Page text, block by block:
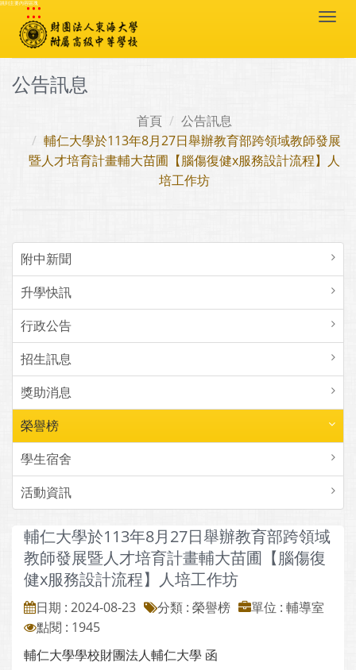
跳到主要內容區塊
:::
公告訊息
首頁
公告訊息
輔仁大學於113年8月27日舉辦教育部跨領域教師發展
暨人才培育計畫輔大苗圃【腦傷復健x服務設計流程】人
培工作坊
附中新聞
升學快訊
行政公告
招生訊息
獎助消息
榮譽榜
學生宿舍
活動資訊
輔仁大學於113年8月27日舉辦教育部跨領域
教師發展暨人才培育計畫輔大苗圃【腦傷復
健x服務設計流程】人培工作坊
日期 : 2024-08-23 分類 : 榮譽榜
單位 : 輔導室
點閱 : 1945
輔仁大學學校財團法人輔仁大學 函